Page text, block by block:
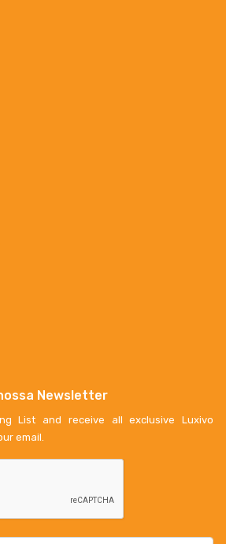
Newsletter
List and receive all exclusive Luxivo
email.